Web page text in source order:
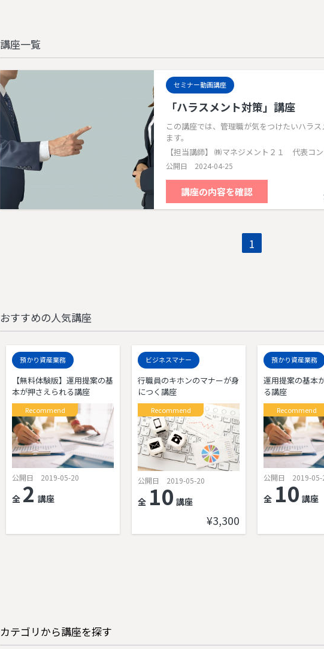
講座一覧
セミナー動画講座
「ハラスメント対策」講座
この講座では、管理職が気をつけたいハラ
ます。
【担当講師】 ㈱マネジメント２１ 代表コ
公開日 2024-04-25
講座の内容を確認
1
おすすめの人気講座
預かり資産業務
【無料体験版】運用提案の基
本が押さえられる講座
Recommend
公開日 2019-05-20
全 2 講座
ビジネスマナー
行職員のキホンのマナーが身
につく講座
Recommend
公開日 2019-05-20
全 10 講座
¥3,300
預かり資産業務
運用提案の基本
る講座
Recommend
公開日 2019-05-
全 10 講座
カテゴリから講座を探す